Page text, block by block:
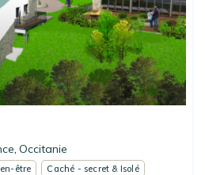
Occitanie
être
Caché - secret & Isolé